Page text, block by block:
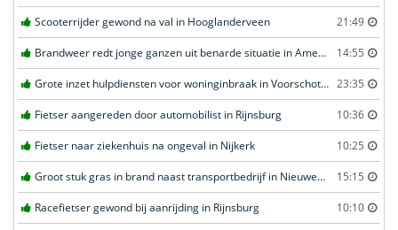
Scooterrijder gewond na val in Hooglanderveen 21:49
Brandweer redt jonge ganzen uit benarde situatie in Amersfoort 14:55
Grote inzet hulpdiensten voor woninginbraak in Voorschoten 23:35
Fietser aangereden door automobilist in Rijnsburg 10:36
Fietser naar ziekenhuis na ongeval in Nijkerk 10:25
Groot stuk gras in brand naast transportbedrijf in Nieuwegein 15:15
Racefietser gewond bij aanrijding in Rijnsburg 10:10